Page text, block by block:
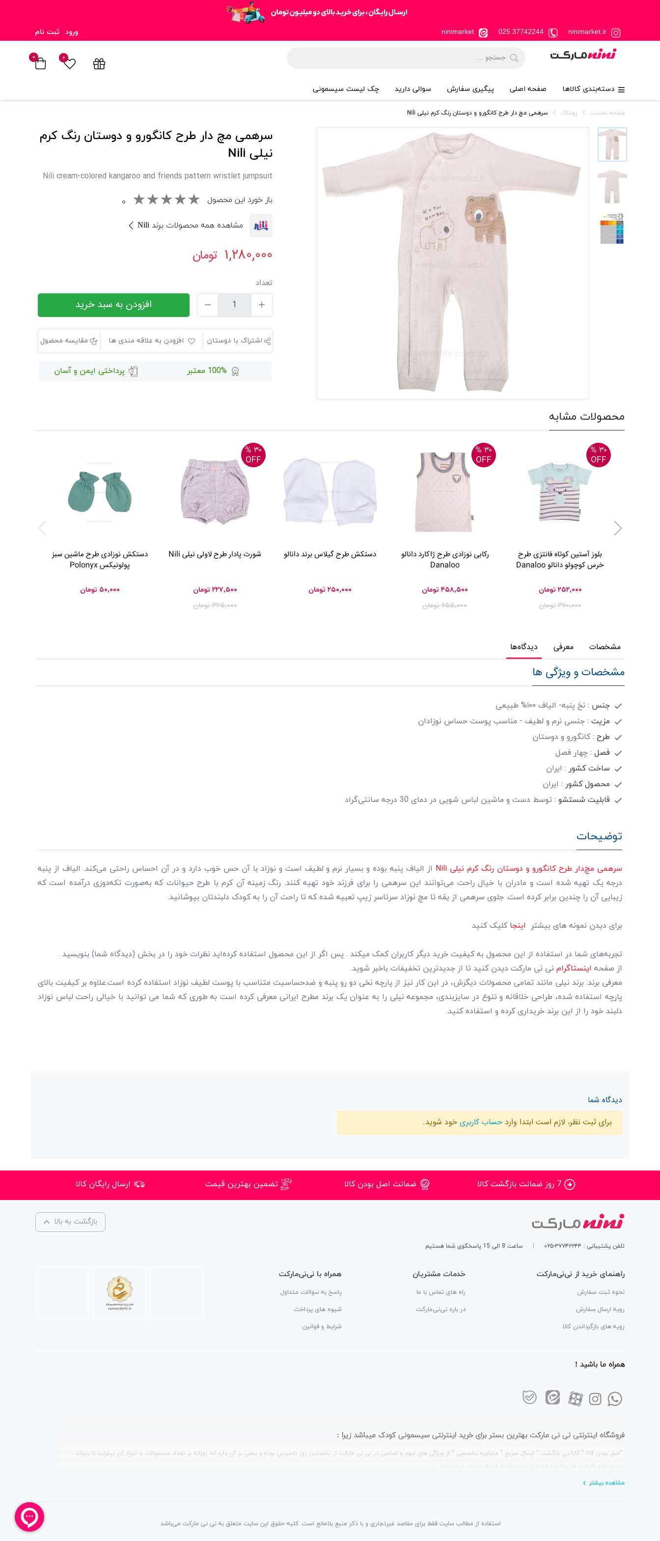
ورود ثبت نام
۰ ۰
دسته‌بندی کالاها صفحه اصلی پیگیری سفارش سوالی دارید چک لیست سیسمونی
صفحه نخست پوشاک سرهمی مچ دار طرح کانگورو و دوستان رنگ کرم نیلی Nili
سرهمی مچ دار طرح کانگورو و دوستان رنگ کرم
نیلی Nili
Nili cream-colored kangaroo and friends pattern wristlet jumpsuit
باز خورد این محصول ۰
مشاهده همه محصولات برند Nili
۱,۲۸۰,۰۰۰ تومان
تعداد
افزودن به سبد خرید
اشتراک با دوستان افزودن به علاقه مندی ها مقایسه محصول
100% معتبر پرداختی ایمن و آسان
محصولات مشابه
۳۰ %
OFF
بلوز آستین کوتاه فانتزی طرح
خرس کوچولو دانالو Danaloo
۲۵۲,۰۰۰ تومان
۳۶۰,۰۰۰ تومان
۳۰ %
OFF
رکابی نوزادی طرح ژاکارد دانالو
Danaloo
۴۵۸,۵۰۰ تومان
۶۵۵,۰۰۰ تومان
دستکش طرح گیلاس برند دانالو
۲۵۰,۰۰۰ تومان
۳۰ %
OFF
شورت پادار طرح لاولی نیلی Nili
۲۲۷,۵۰۰ تومان
۳۲۵,۰۰۰ تومان
دستکش نوزادی طرح ماشین سبز
پولونیکس Polonyx
۵۰,۰۰۰ تومان
مشخصات معرفی دیدگاه‌ها
مشخصات و ویژگی ها
جنس : نخ پنبه- الیاف ۱۰۰% طبیعی
مزیت : جنسی نرم و لطیف - مناسب پوست حساس نوزادان
طرح :کانگورو و دوستان
فصل : چهار فصل
ساخت کشور : ایران
محصول کشور : ایران
قابلیت شستشو : توسط دست و ماشین لباس شویی در دمای 30 درجه سانتی‌گراد
توضیحات
سرهمی مچ‌دار طرح کانگورو و دوستان رنگ کرم نیلی Nili
از الیاف پنبه بوده و بسیار نرم و لطیف است و نوزاد با آن حس خوب دارد و در آن احساس راحتی می‌کند. الیاف از پنبه
درجه یک تهیه شده است و مادران با خیال راحت می‌توانند این سرهمی را برای فرزند خود تهیه کنند. رنگ زمینه آن کرم با طرح حیوانات که به‌صورت تکه‌دوزی درآمده است که
زیبایی آن را چندین برابر کرده است. جلوی سرهمی از یقه تا مچ نوزاد سرتاسر زیپ تعبیه شده که تا راحت آن را به کودک دلبندتان بپوشانید.
برای دیدن نمونه های بیشتر اینجاکلیک کنید
تجربه‌های شما در استفاده از این محصول به کیفیت خرید دیگر کاربران کمک میکند . پس اگر از این محصول استفاده کرده‌اید نظرات خود را در بخش (دیدگاه شما) بنویسید .
از صفحه اینستاگرام نی نی مارکت دیدن کنید تا از جدیدترین تخفیفات باخبر شوید.
معرفی برند: برند نیلی مانند تمامی محصولات دیگرش، در این کار نیز از پارچه نخی دو رو پنبه و ضدحساسیت متناسب با پوست لطیف نوزاد استفاده کرده است.علاوه بر کیفیت بالای
پارچه استفاده شده، طراحی خلاقانه و تنوع در سایزبندی، مجموعه نیلی را به عنوان یک برند مطرح ایرانی معرفی کرده است به طوری که شما می توانید با خیالی راحت لباس نوزاد
دلبند خود را از این برند خریداری کرده و استفاده کنید.
دیدگاه شما
برای ثبت نظر، لازم است ابتدا وارد حساب کاربری خود شوید.
7 روز ضمانت بازگشت کالا ضمانت اصل بودن کالا تضمین بهترین قیمت ارسال رایگان کالا
بازگشت به بالا
تلفن پشتیبانی : ۳۷۷۴۲۲۴۴-۰۲۵ ساعت 8 الی 15 پاسخگوی شما هستیم
راهنمای خرید از نی‌نی‌مارکت
نحوه ثبت سفارش
رویه ارسال سفارش
رویه های بازگرداندن کالا
خدمات مشتریان
راه های تماس با ما
در باره نی‌نی‌مارکت
همراه با نی‌نی‌مارکت
پاسخ به سوالات متداول
شیوه های پرداخت
شرایط و قوانین
همراه ما باشید !
فروشگاه اینترنتی نی نی مارکت بهترین بستر برای خرید اینترنتی سیسمونی کودک میباشد زیرا :
"اصل بودن کالا " گارانتی بازگشت " ارسال سریع " مشاوره تخصصی " از ویژگی های مهم و اساسی در نی نی مارکت از نخستین روز تاسیس بوده و سعی بر آن دارد که روزانه بر تعداد محصولات و تنوع آن بیفزاید تا بتواند
مشاهده بیشتر
استفاده از مطالب سایت فقط برای مقاصد غیرتجاری و با ذکر منبع بلامانع است. کلیه حقوق این سایت متعلق به نی نی مارکت می‌باشد.